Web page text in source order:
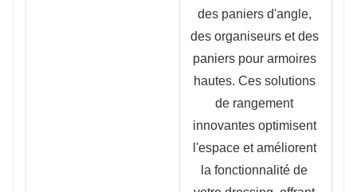
des paniers d'angle,
des organiseurs et des
paniers pour armoires
hautes. Ces solutions
de rangement
innovantes optimisent
l'espace et améliorent
la fonctionnalité de